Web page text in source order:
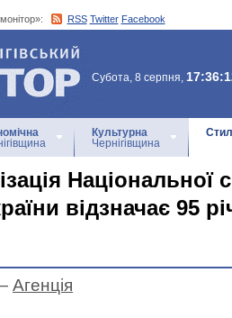
RSS Twitter Facebook
монітор»
Субота, 8 серпня,
Культурна
Чернігівщина
Національної
відзначає 95
Агенцiя